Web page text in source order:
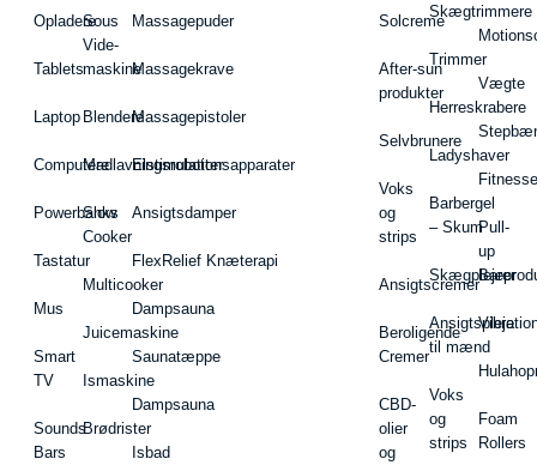
Opladere
Tablets
Laptop
Computere
Powerbanks
Tastatur
Mus
Smart
TV
Sounds
Bars
Sous
Vide-
maskine
Blendere
Madlavningsrobotter
Slow
Cooker
Multicooker
Juicemaskine
Ismaskine
Brødrister
Massagepuder
Massagekrave
Massagepistoler
Elstimulationsapparater
Ansigtsdamper
FlexRelief Knæterapi
Dampsauna
Saunatæppe
Dampsauna
Isbad
Solcreme
After-sun
produkter
Selvbrunere
Voks
og
strips
Ansigtscremer
Beroligende
Cremer
CBD-
olier
og
Skægtrimmere
Trimmer
Herreskrabere
Ladyshaver
Barbergel
– Skum
Ansigtspleje
til mænd
Voks
og
strips
Vægte
Pull-
up
Barer
Foam
Rollers